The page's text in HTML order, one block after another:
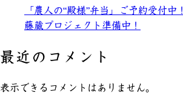
「農人の“殿様”弁当」ご予約受付中！
藤蔵プロジェクト準備中！
最近のコメント
表示できるコメントはありません。